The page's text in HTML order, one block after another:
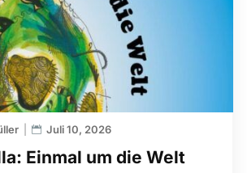
Einmal um die Welt
Juli 10, 2026